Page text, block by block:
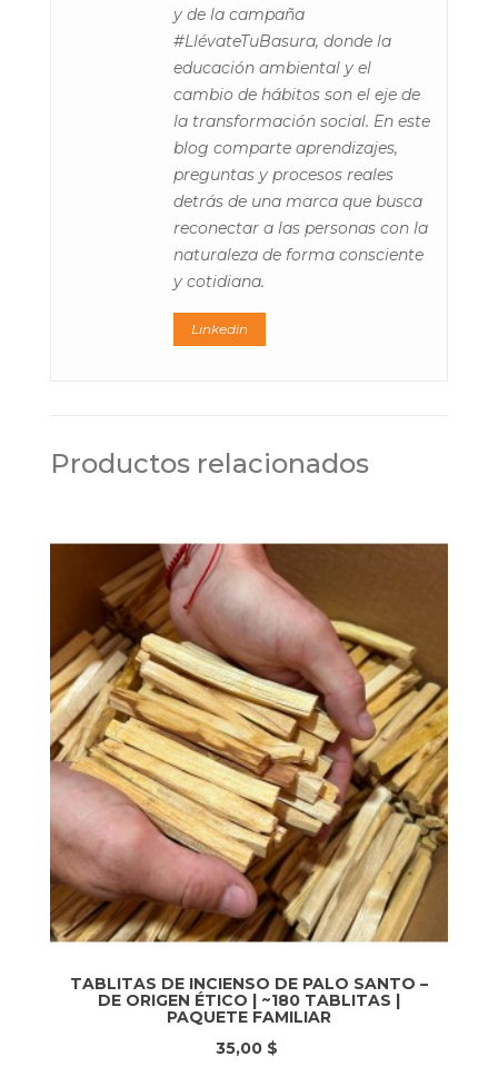
y de la campaña
#LlévateTuBasura, donde la
educación ambiental y el
cambio de hábitos son el eje de
la transformación social. En este
blog comparte aprendizajes,
preguntas y procesos reales
detrás de una marca que busca
reconectar a las personas con la
naturaleza de forma consciente
y cotidiana.
Linkedin
Productos relacionados
TABLITAS DE INCIENSO DE PALO SANTO –
DE ORIGEN ÉTICO | ~180 TABLITAS |
PAQUETE FAMILIAR
35,00 $